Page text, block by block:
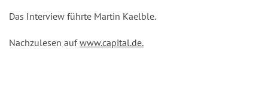
Das Interview führte Martin Kaelble.
Nachzulesen aufwww.capital.de.